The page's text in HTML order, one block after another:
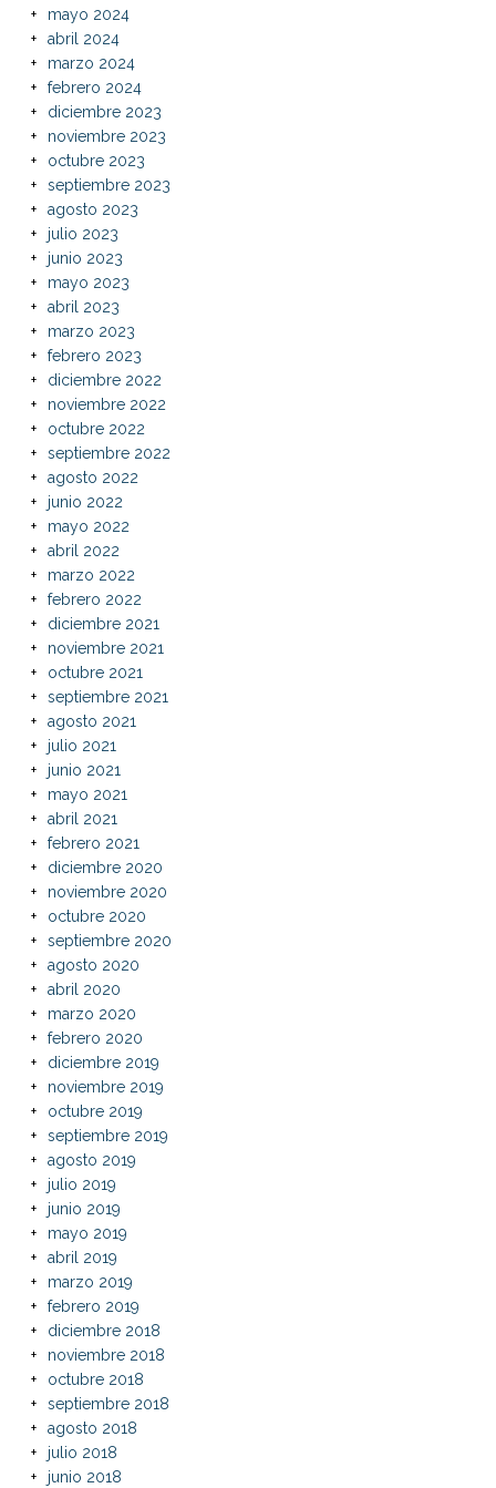
mayo 2024
abril 2024
marzo 2024
febrero 2024
diciembre 2023
noviembre 2023
octubre 2023
septiembre 2023
agosto 2023
julio 2023
junio 2023
mayo 2023
abril 2023
marzo 2023
febrero 2023
diciembre 2022
noviembre 2022
octubre 2022
septiembre 2022
agosto 2022
junio 2022
mayo 2022
abril 2022
marzo 2022
febrero 2022
diciembre 2021
noviembre 2021
octubre 2021
septiembre 2021
agosto 2021
julio 2021
junio 2021
mayo 2021
abril 2021
febrero 2021
diciembre 2020
noviembre 2020
octubre 2020
septiembre 2020
agosto 2020
abril 2020
marzo 2020
febrero 2020
diciembre 2019
noviembre 2019
octubre 2019
septiembre 2019
agosto 2019
julio 2019
junio 2019
mayo 2019
abril 2019
marzo 2019
febrero 2019
diciembre 2018
noviembre 2018
octubre 2018
septiembre 2018
agosto 2018
julio 2018
junio 2018